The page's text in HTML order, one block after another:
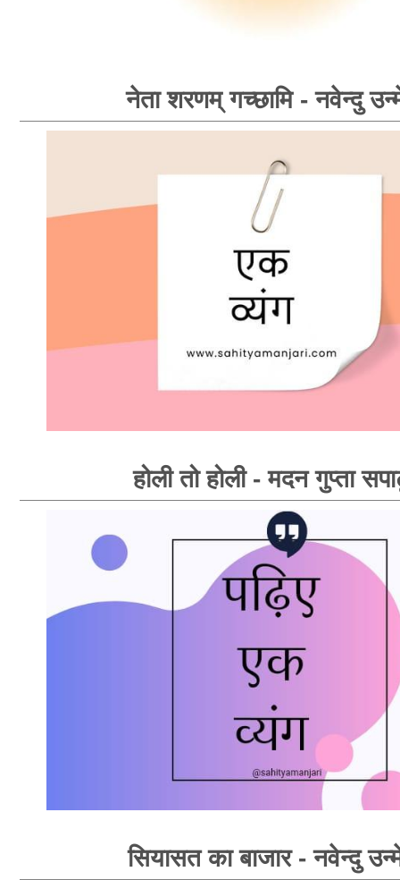
नेता शरणम् गच्छामि - नवेन्दु
होली तो होली - मदन गुप्ता
सियासत का बाजार - नवेन्दु